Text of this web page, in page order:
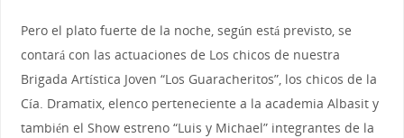
Pero el plato fuerte de la noche, según está previsto, se
contará con las actuaciones de Los chicos de nuestra
Brigada Artística Joven “Los Guaracheritos”, los chicos de la
Cía. Dramatix, elenco perteneciente a la academia Albasit y
también el Show estreno “Luis y Michael” integrantes de la